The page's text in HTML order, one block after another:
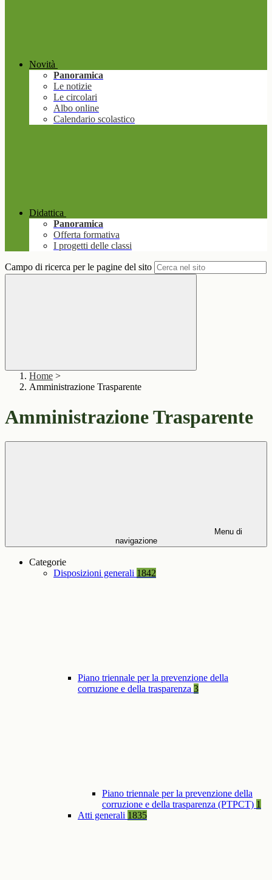
Novità
Panoramica
Le notizie
Le circolari
Albo online
Calendario scolastico
Didattica
Panoramica
Offerta formativa
I progetti delle classi
Campo di ricerca per le pagine del sito
Home >
Amministrazione Trasparente
Amministrazione Trasparente
Menu di
navigazione
Categorie
Disposizioni generali 1842
Piano triennale per la prevenzione della
corruzione e della trasparenza 3
Piano triennale per la prevenzione della
corruzione e della trasparenza (PTPCT) 1
Atti generali 1835